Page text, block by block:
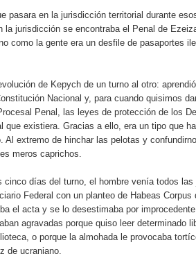
pasara en la jurisdicción territorial durante
la jurisdicción se encontraba el Penal de
como la gente era un desfile de pasaportes
de Kepych de un turno al otro:
Nacional y, para cuando quisimos
Penal, las leyes de protección de los
que existiera. Gracias a ello, era un tipo que
Al extremo de hinchar las pelotas y
meros caprichos.
cinco días del turno, el hombre venía todos
Federal con un planteo de Habeas
el acta y se lo desestimaba por
agravadas porque quiso leer determinado
o porque la almohada le provocaba
de ucraniano.